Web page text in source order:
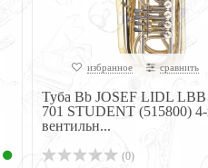
избранное сравнить
Туба Bb JOSEF LIDL LBB
701 STUDENT (515800)
вентильн...
(0)